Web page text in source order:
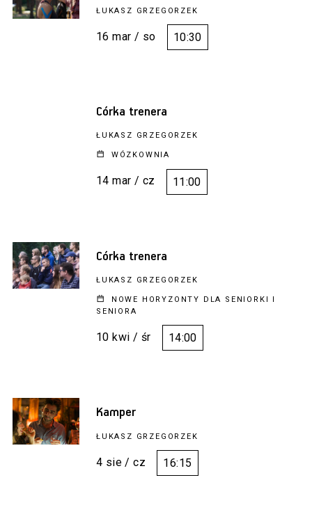
ŁUKASZ GRZEGORZEK
16 mar / so 10:30
Córka trenera
ŁUKASZ GRZEGORZEK
WÓZKOWNIA
14 mar / cz 11:00
Córka trenera
ŁUKASZ GRZEGORZEK
NOWE HORYZONTY DLA SENIORKI I
SENIORA
10 kwi / śr 14:00
Kamper
ŁUKASZ GRZEGORZEK
4 sie / cz 16:15